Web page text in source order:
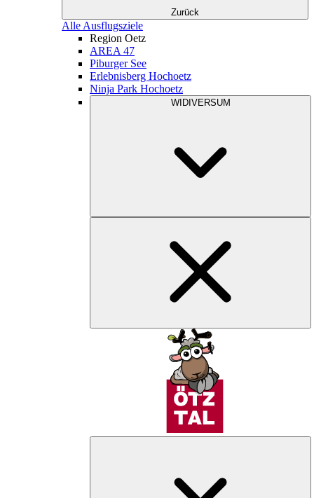
Zurück
Alle Ausflugsziele
Region Oetz
AREA 47
Piburger See
Erlebnisberg Hochoetz
Ninja Park Hochoetz
WIDIVERSUM